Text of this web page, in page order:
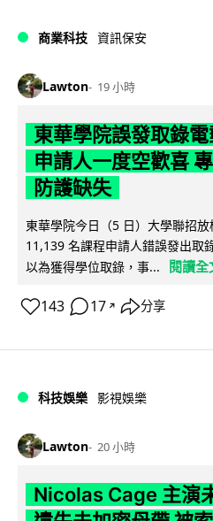
商業科技 資訊保安
Lawton 19 小時
東華學院誤發取錄
申請人一度空歡喜
防護缺失
東華學院今日（5 日）大學聯招
11,139 名課程申請人錯誤發出取
以為獲得學位取錄，事...
閱讀全
143 17 ↗ 分享
科技娛樂 影視娛樂
Lawton 20 小時
Nicolas Cage 主演